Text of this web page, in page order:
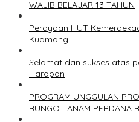
WAJIB BELAJAR 13 TAHUN
Perayaan HUT
Kuamang.
Selamat dan sukses atas
Harapan
PROGRAM UNGGULAN
BUNGO TANAM PERDANA